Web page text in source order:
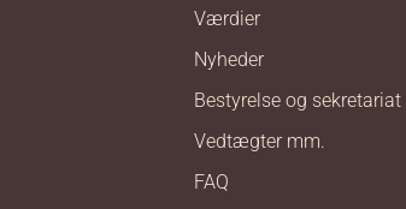
Værdier
Nyheder
Bestyrelse og sekretariat
Vedtægter mm.
FAQ